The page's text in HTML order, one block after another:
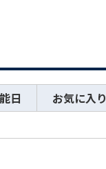
日 お気に入り